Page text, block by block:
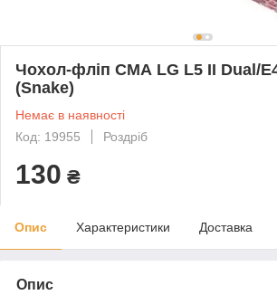
Чохол-фліп СМА LG L5 II Dual/
(Snake)
Немає в наявності
Код: 19955
Роздріб
130 ₴
Опис Характеристики Доставка
Опис